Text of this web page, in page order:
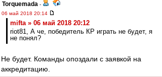
Torquemada -
06 май 2018 20:14
mifta » 06 май 2018 20:12
riot81, А че, победитель КР играть не будет, я
не понял?
Не будет. Команды опоздали с заявкой на
аккредитацию.